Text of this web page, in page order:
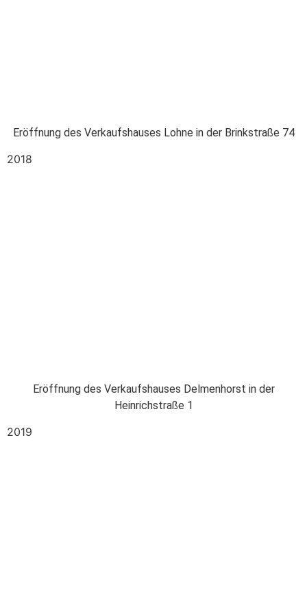
Eröffnung des Verkaufshauses Lohne in der Brinkstraße 74
2018
Eröffnung des Verkaufshauses Delmenhorst in der
Heinrichstraße 1
2019